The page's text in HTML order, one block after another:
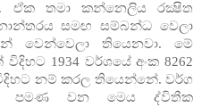
ඒක තමා කන්නෙලිය රක්‍ෂිත
සමඟ සම්බන්ධ වෙලා
වෙන්වෙලා තියෙනවා. මේ
1934 වර්ශයේ අංක 8262
නම් කරල තියෙන්නේ. වර්ග
පමණ වන මෙය ද්විතීක